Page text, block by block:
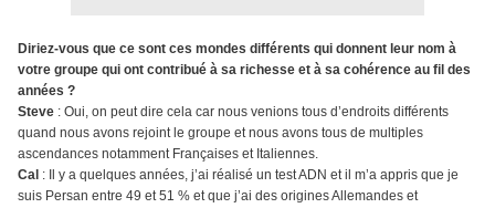
Diriez-vous que ce sont ces mondes différents qui donnent leur nom à
votre groupe qui ont contribué à sa richesse et à sa cohérence au fil des
années ?
Steve : Oui, on peut dire cela car nous venions tous d’endroits différents
quand nous avons rejoint le groupe et nous avons tous de multiples
ascendances notamment Françaises et Italiennes.
Cal : Il y a quelques années, j’ai réalisé un test ADN et il m’a appris que je
suis Persan entre 49 et 51 % et que j’ai des origines Allemandes et